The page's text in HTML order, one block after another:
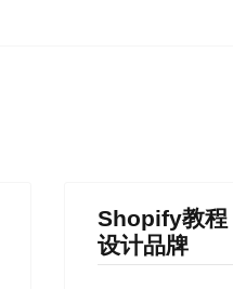
Shopify教程
设计品牌